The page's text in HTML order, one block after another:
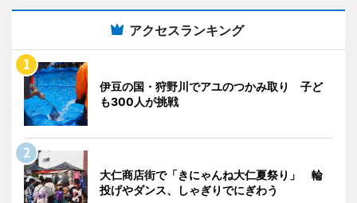
アクセスランキング
伊豆の国・狩野川でアユのつかみ取り 子ど
も300人が挑戦
大仁商店街で「きにゃんね大仁夏祭り」 輪
投げやダンス、しゃぎりでにぎわう